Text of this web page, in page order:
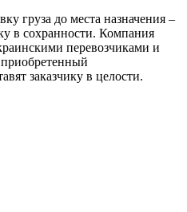
груза до места назначения –
в сохранности. Компания
перевозчиками и
приобретенный
заказчику в целости.